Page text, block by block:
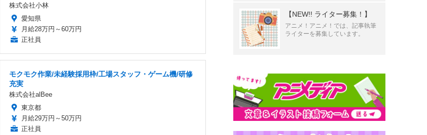
株式会社小林
愛知県
月給28万円～60万円
正社員
モクモク作業/未経験採用枠/工場スタッフ・ゲーム機/研修
充実
株式会社alBee
東京都
月給29万円～50万円
正社員
【NEW!! ライター募集！】
アニメ！アニメ！では、記事執筆
ライターを募集しています。